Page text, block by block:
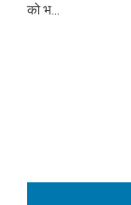
को भ...